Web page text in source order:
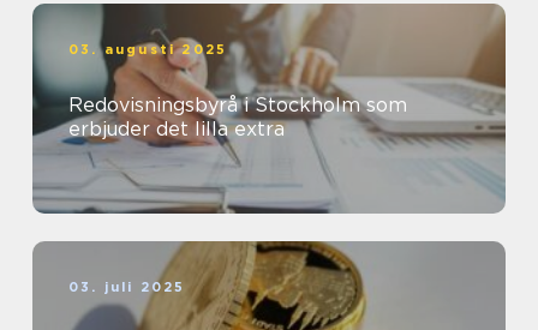
03. augusti 2025
Redovisningsbyrå i Stockholm som
erbjuder det lilla extra
03. juli 2025